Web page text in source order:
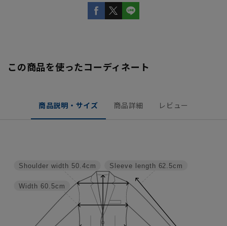
この商品を使ったコーディネート
商品説明・サイズ 商品詳細 レビュー
Sleeve length 62.5cm
Width 60.5cm
Shoulder width 50.4cm